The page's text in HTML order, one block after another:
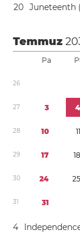
20 Juneteenth
Temmuz
Pa
26
27 3 4
28 10 11
29 17 18
30 24 25
31 31
4